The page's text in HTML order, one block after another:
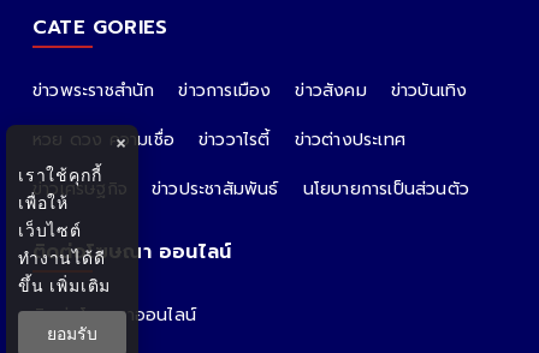
CATE GORIES
ข่าวพระราชสำนัก ข่าวการเมือง ข่าวสังคม
ข่าวบันเทิง
หวย ดวง ความเชื่อ
ข่าววาไรตี้
ข่าวต่างประเทศ
ข่าวเศรษฐกิจ
ข่าวประชาสัมพันธ์ นโยบายการเป็นส่วนตัว
ติดต่อโฆษณา ออนไลน์
ติดต่อโฆษณาออนไลน์
คุณอ้อ
×
เราใช้คุกกี้
เพื่อให้
เว็บไซต์
ทำงานได้ดี
ขึ้น เพิ่มเติม
ยอมรับ